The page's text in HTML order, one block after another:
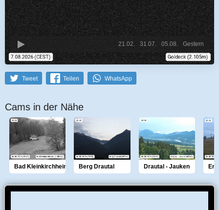
Gestern
05.08.
31.07.
21.02.
Tweet Teilen WhatsApp
Cams in der Nähe
Bad Kleinkirchheim Berg Drautal Drautal - Jauken